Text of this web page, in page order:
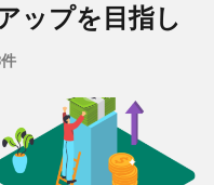
ップを目指し